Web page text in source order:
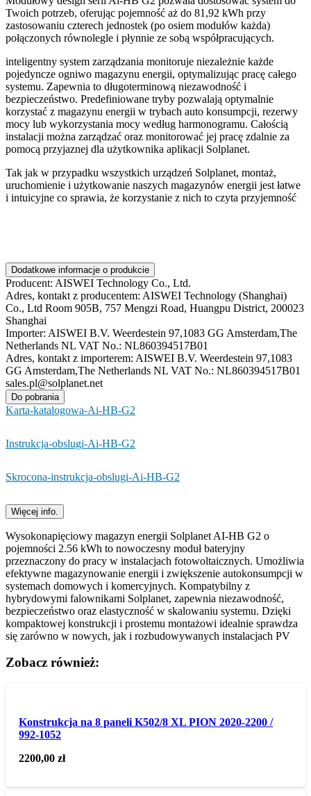
Twoich potrzeb, oferując pojemność aż do 81,92 kWh przy
zastosowaniu czterech jednostek (po osiem modułów każda)
połączonych równolegle i płynnie ze sobą współpracujących.
inteligentny system zarządzania monitoruje niezależnie każde
pojedyncze ogniwo magazynu energii, optymalizując pracę całego
systemu. Zapewnia to długoterminową niezawodność i
bezpieczeństwo. Predefiniowane tryby pozwalają optymalnie
korzystać z magazynu energii w trybach auto konsumpcji, rezerwy
mocy lub wykorzystania mocy według harmonogramu. Całością
instalacji można zarządzać oraz monitorować jej pracę zdalnie za
pomocą przyjaznej dla użytkownika aplikacji Solplanet.
Tak jak w przypadku wszystkich urządzeń Solplanet, montaż,
uruchomienie i użytkowanie naszych magazynów energii jest łatwe
i intuicyjne co sprawia, że korzystanie z nich to czyta przyjemność
Dodatkowe informacje o produkcie
Producent: AISWEI Technology Co., Ltd.
Adres, kontakt z producentem: AISWEI Technology (Shanghai)
Co., Ltd Room 905B, 757 Mengzi Road, Huangpu District, 200023
Shanghai
Importer: AISWEI B.V. Weerdestein 97,1083 GG Amsterdam,The
Netherlands NL VAT No.: NL860394517B01
Adres, kontakt z importerem: AISWEI B.V. Weerdestein 97,1083
GG Amsterdam,The Netherlands NL VAT No.: NL860394517B01
sales.pl@solplanet.net
Do pobrania
Karta-katalogowa-Ai-HB-G2
Instrukcja-obslugi-Ai-HB-G2
Skrocona-instrukcja-obslugi-Ai-HB-G2
Więcej info.
Wysokonapięciowy magazyn energii Solplanet AI-HB G2 o
pojemności 2.56 kWh to nowoczesny moduł bateryjny
przeznaczony do pracy w instalacjach fotowoltaicznych. Umożliwia
efektywne magazynowanie energii i zwiększenie autokonsumpcji w
systemach domowych i komercyjnych. Kompatybilny z
hybrydowymi falownikami Solplanet, zapewnia niezawodność,
bezpieczeństwo oraz elastyczność w skalowaniu systemu. Dzięki
kompaktowej konstrukcji i prostemu montażowi idealnie sprawdza
się zarówno w nowych, jak i rozbudowywanych instalacjach PV
Zobacz również:
Konstrukcja na 8 paneli K502/8 XL PION 2020-2200 /
992-1052
2200,00zł